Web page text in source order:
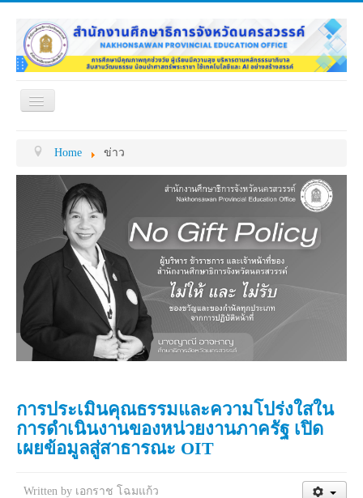
Toggle
หน่วยงานภายใน
ดาวน์โหลด
กระดาน ถาม-ตอบ
ข้อมูลการติดต่อ
Home ข่าว
การประเมินคุณธรรมและความโปร่งใสใน
การดำเนินงานของหน่วยงานภาครัฐ เปิด
เผยข้อมูลสู่สาธารณะ OIT
Written by เอกราช โฉมแก้ว